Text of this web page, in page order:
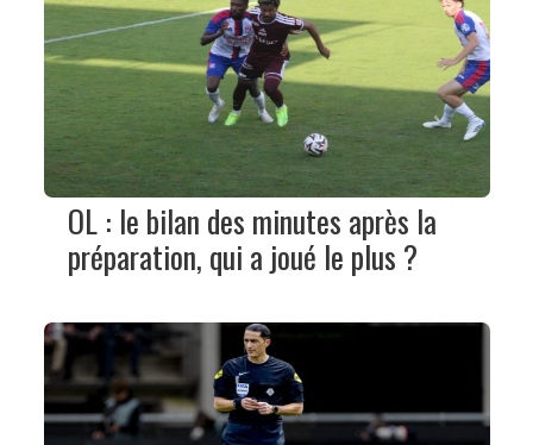
OL : le bilan des minutes après la
préparation, qui a joué le plus ?